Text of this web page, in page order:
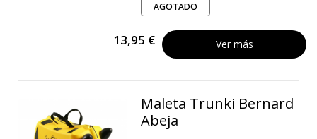
AGOTADO
13,95 € Ver más
Maleta Trunki Bernard
Abeja